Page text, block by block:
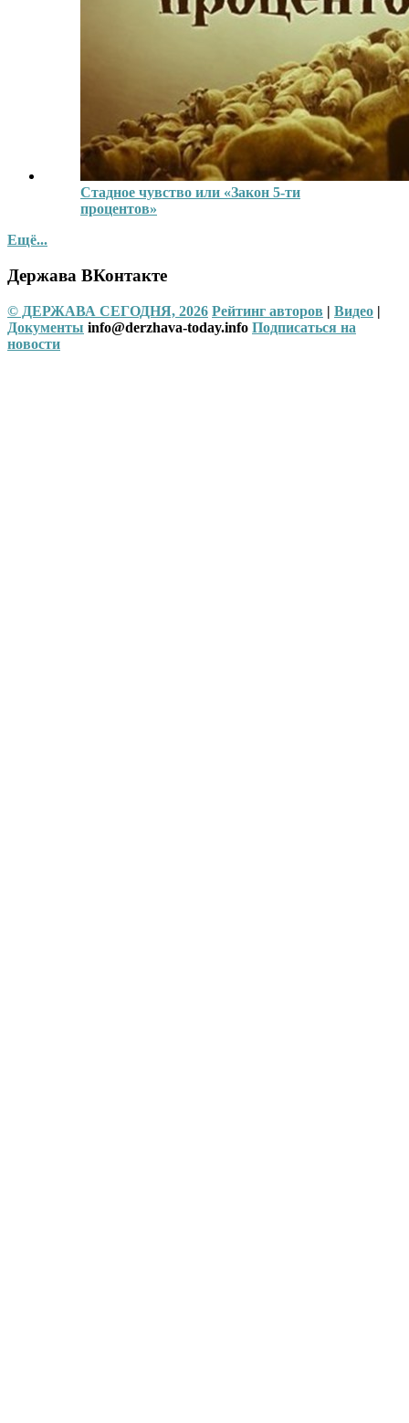
Стадное чувство или «Закон 5-ти
процентов»
Ещё...
Держава ВКонтакте
© ДЕРЖАВА СЕГОДНЯ, 2026 Рейтинг авторов | Видео |
Документы info@derzhava-today.info Подписаться на
новости